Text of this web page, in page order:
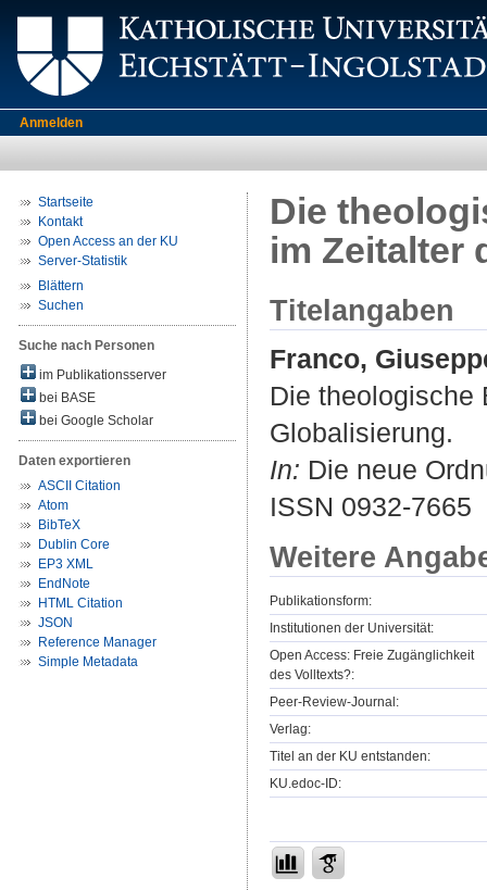
Anmelden
Startseite
Kontakt
Open Access an der KU
Server-Statistik
Blättern
Suchen
Suche nach Personen
im Publikationsserver
bei BASE
bei Google Scholar
Daten exportieren
ASCII Citation
Atom
BibTeX
Dublin Core
EP3 XML
EndNote
HTML Citation
JSON
Reference Manager
Simple Metadata
Die
im Zeitalter
Titelangaben
Franco,
Die theologische
Globalisierung.
In: Die neue
ISSN 0932-7665
Weitere
Publikationsform:
Institutionen der Universität:
Open Access: Freie Zugänglichkeit
des Volltexts?:
Peer-Review-Journal:
Verlag:
Titel an der KU entstanden:
KU.edoc-ID: